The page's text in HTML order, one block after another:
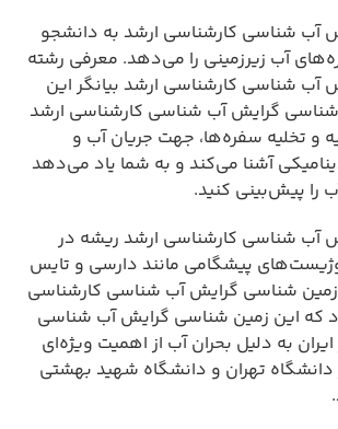
آب شناسی کارشناسی ارشد به دانشجو
آب زیرزمینی را می‌دهد. معرفی رشته
آب شناسی کارشناسی ارشد بیانگر این
گرایش آب شناسی کارشناسی ارشد
و تخلیه سفره‌ها، جهت جریان آب و
آشنا می‌کند و به شما یاد می‌دهد
پیش‌بینی کنید.
آب شناسی کارشناسی ارشد ریشه در
پیشگامی مانند دارسی و تایس
زمین شناسی گرایش آب شناسی کارشناسی
که این زمین شناسی گرایش آب شناسی
به دلیل بحران آب از اهمیت ویژه‌ای
دانشگاه تهران و دانشگاه شهید بهشتی